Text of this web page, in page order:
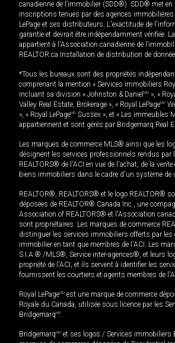
canadienne de l’immobilier (SDD®). SDD® met en
inscriptions tenues par des agences immobilières
LePage et ses distributeurs. L'exactitude de
garantie et devrait être indépendamment vérifiée.
appartient à l'Association canadienne de
REALTOR.ca Installation de distribution de
*Tous les bureaux sont des propriétés
comprenant la mention « Services immobiliers
incluant sa division « Johnston & Daniel MD », «
Valley Real Estate, Brokerage », « Royal LePageMD
», « Royal LePageMD Sussex », et « Les immeubles
appartiennent et sont gérés par Bridgemarq Real
Les marques de commerce MLS® ainsi que les
désignent les services professionnels rendus par
REALTORS® de l'ACI en vue de l'achat, de la
biens immobiliers dans le cadre d'un système de
REALTOR®, REALTORS® et le logo REALTOR®
déposées de REALTOR® Canada Inc., une
Association of REALTORS® et l'Association
sont propriétaires. Les marques de commerce
distinguer les services immobiliers offerts par les
immobilier en tant que membres de l'ACI. Les
S.I.A.® /MLS®, Service inter-agences®, et leurs
propriété de l'ACI, et ils servent à identifier les
fournissent les courtiers et agents membres de
Royal LePageMD est une marque de commerce
Royale du Canada, utilisée sous licence par les
BridgemarqMD.
BridgemarqMD et ses logos / Services immobiliers